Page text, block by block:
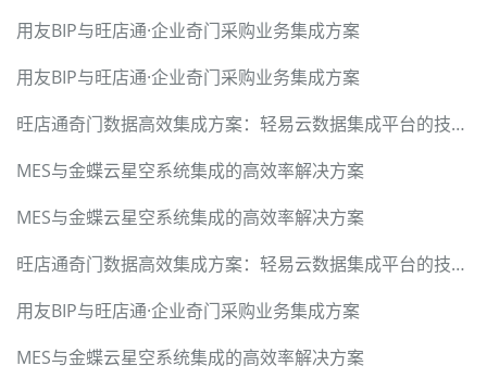
用友BIP与旺店通·企业奇门采购业务集成方案
用友BIP与旺店通·企业奇门采购业务集成方案
旺店通奇门数据高效集成方案：轻易云数据集成平台的技术实现
MES与金蝶云星空系统集成的高效率解决方案
MES与金蝶云星空系统集成的高效率解决方案
旺店通奇门数据高效集成方案：轻易云数据集成平台的技术实现
用友BIP与旺店通·企业奇门采购业务集成方案
MES与金蝶云星空系统集成的高效率解决方案